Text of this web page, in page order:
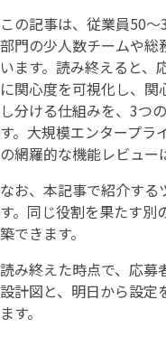
この記事は、従業員50
部門の少人数チームや総
います。読み終えると、
に関心度を可視化し、
し分ける仕組みを、3つ
す。大規模エンタープラ
の網羅的な機能レビュー
なお、本記事で紹介す
す。同じ役割を果たす別
築できます。
読み終えた時点で、応募
設計図と、明日から設定
ます。